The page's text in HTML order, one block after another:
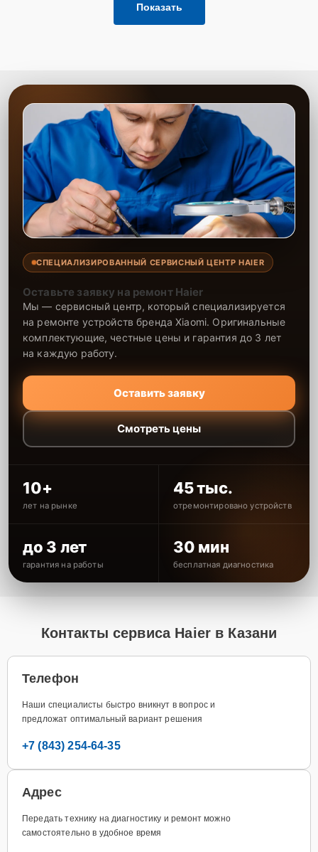
Показать
СПЕЦИАЛИЗИРОВАННЫЙ СЕРВИСНЫЙ ЦЕНТР HAIER
Оставьте заявку на ремонт Haier
Мы — сервисный центр, который специализируется
на ремонте устройств бренда Xiaomi. Оригинальные
комплектующие, честные цены и гарантия до 3 лет
на каждую работу.
Оставить заявку
Смотреть цены
10+
лет на рынке
45 тыс.
отремонтировано устройств
до 3 лет
гарантия на работы
30 мин
бесплатная диагностика
Контакты сервиса Haier в Казани
Телефон
Наши специалисты быстро вникнут в вопрос и
предложат оптимальный вариант решения
+7 (843) 254-64-35
Адрес
Передать технику на диагностику и ремонт можно
самостоятельно в удобное время